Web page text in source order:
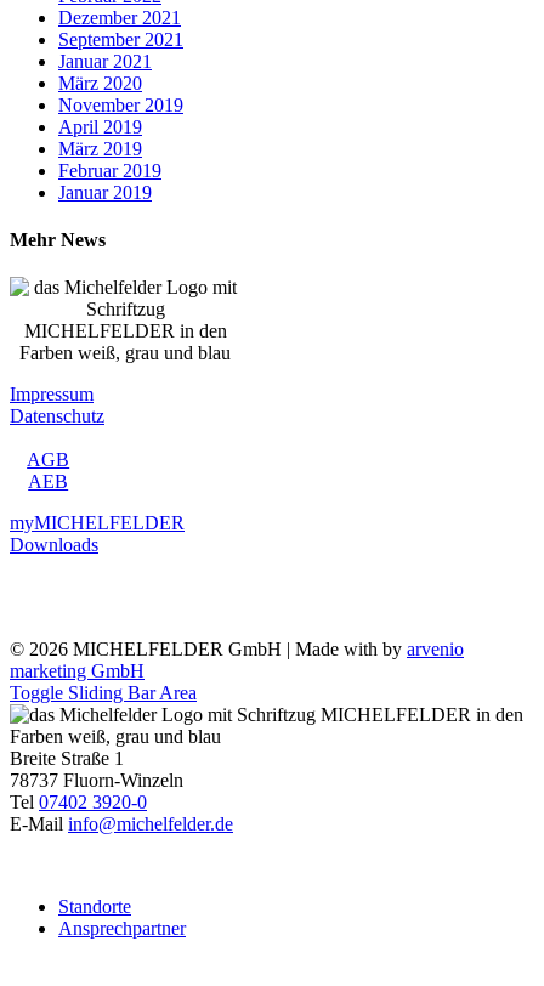
Dezember 2021
September 2021
Januar 2021
März 2020
November 2019
April 2019
März 2019
Februar 2019
Januar 2019
Mehr News
Impressum
Datenschutz
AGB
AEB
myMICHELFELDER
Downloads
© 2026 MICHELFELDER GmbH | Made with by arvenio
marketing GmbH
Toggle Sliding Bar Area
Breite Straße 1
78737 Fluorn-Winzeln
Tel 07402 3920-0
E-Mail info@michelfelder.de
Standorte
Ansprechpartner